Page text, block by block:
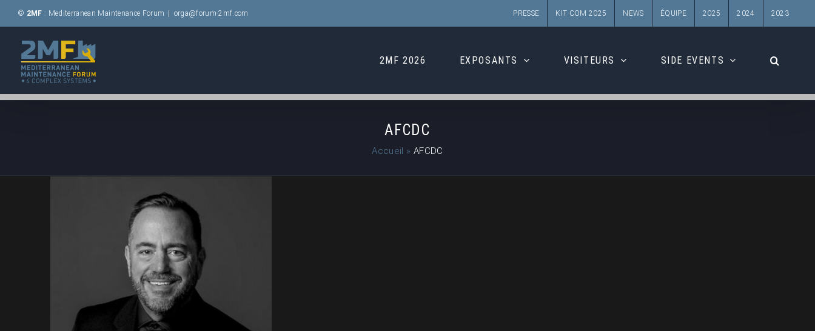
Passer
au
contenu
© 2MF : Mediterranean Maintenance Forum orga@forum-2mf.com PRESSE KIT COM 2025 NEWS ÉQUIPE 2025 2024 2023
2MF 2026 EXPOSANTS VISITEURS SIDE EVENTS
AFCDC
Accueil » AFCDC
Pierre DRAPEAU • AFCDC
(Canada) : Intervenant au Forum
2MF (2024)